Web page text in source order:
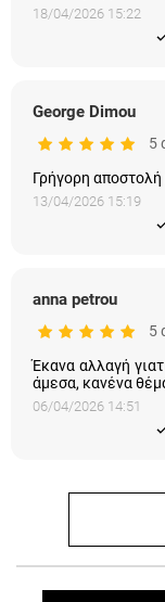
18/04/2026 15:22
George Dimou
5
Γρήγορη
13/04/2026 15:19
anna petrou
5
Έκανα αλλαγή
άμεσα, κανένα
06/04/2026 14:51